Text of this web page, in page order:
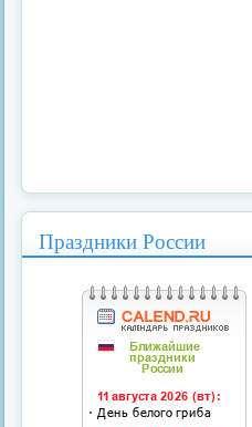
Праздники России